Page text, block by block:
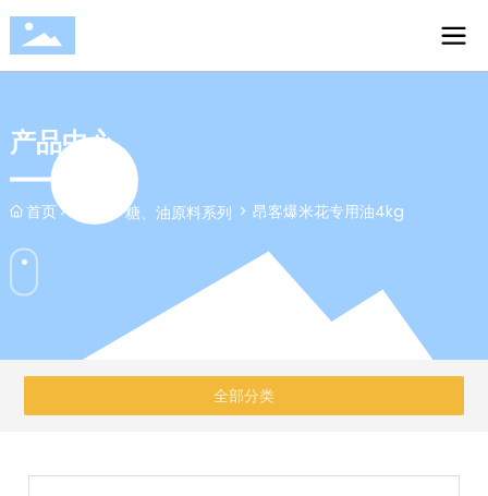
产品中心
首页 玉米、糖、油原料系列 昂客爆米花专用油4kg
全部分类